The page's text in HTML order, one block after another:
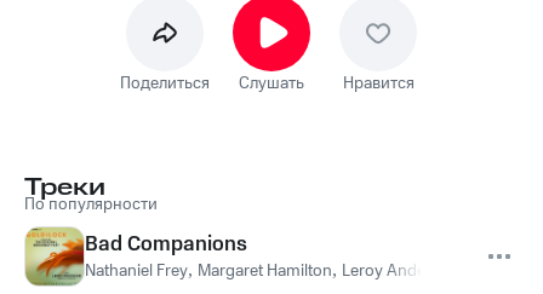
Поделиться Слушать Нравится
Треки
По популярности
Bad Companions
Nathaniel Frey, Margaret Hamilton, Leroy Anderson And His